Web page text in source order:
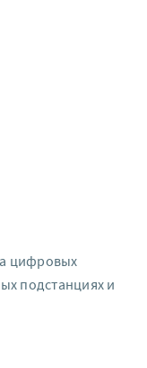
цифровых
подстанциях и